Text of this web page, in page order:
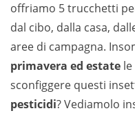
offriamo 5 trucchetti
dal cibo, dalla casa,
aree di campagna.
primavera ed estate
sconfiggere questi
pesticidi? Vediamolo